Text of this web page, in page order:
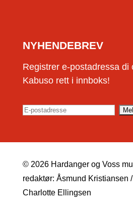
NYHENDEBREV
Registrer e-postadressa di
Kabuso rett i innboks!
© 2026 Hardanger og Voss
redaktør: Åsmund Kristiansen
Charlotte Ellingsen